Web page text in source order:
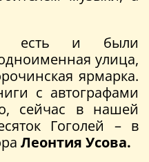
есть и были
улица,
ярмарка.
с автографами
сейчас в нашей
Гоголей – в
Леонтия Усова.